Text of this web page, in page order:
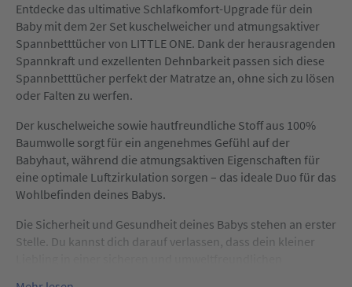
Entdecke das ultimative Schlafkomfort-Upgrade für dein
Baby mit dem 2er Set kuschelweicher und atmungsaktiver
Spannbetttücher von LITTLE ONE. Dank der herausragenden
Spannkraft und exzellenten Dehnbarkeit passen sich diese
Spannbetttücher perfekt der Matratze an, ohne sich zu lösen
oder Falten zu werfen.
Der kuschelweiche sowie hautfreundliche Stoff aus 100%
Baumwolle sorgt für ein angenehmes Gefühl auf der
Babyhaut, während die atmungsaktiven Eigenschaften für
eine optimale Luftzirkulation sorgen – das ideale Duo für das
Wohlbefinden deines Babys.
Die Sicherheit und Gesundheit deines Babys stehen an erster
Stelle. Du kannst dich darauf verlassen, dass dein kleiner